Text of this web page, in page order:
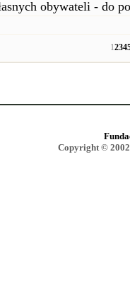
obywateli - do
1234
Copyright ©